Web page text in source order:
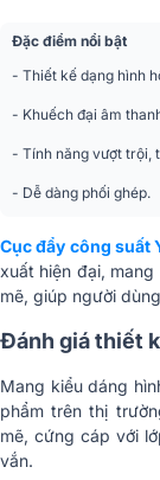
Cổng ra
Kích thước
Công năng sử
Đặc điểm nổi bật
- Thiết kế dạng hình
- Khuếch đại âm
- Tính năng vượt trội,
- Dễ dàng phối ghép.
Cục đẩy công suất
xuất hiện đại,
mẽ, giúp người
Đánh giá thiết
Mang kiểu dáng
phẩm trên thị
mẽ, cứng cáp với
vắn.